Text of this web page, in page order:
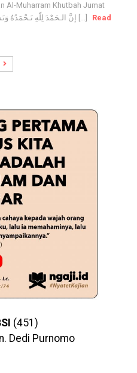
Al-Muharram Khutbah Jumat
Pertama إنَّ الـحَمْدَ لِلّهِ نَـحْمَدُهُ وَنَسْتَعِيْنُهُ وَنَسْتَغْفِرُهُ، وَنَعُوذُ بِاللهِ [...]
Read
(451)
Dedi Purnomo